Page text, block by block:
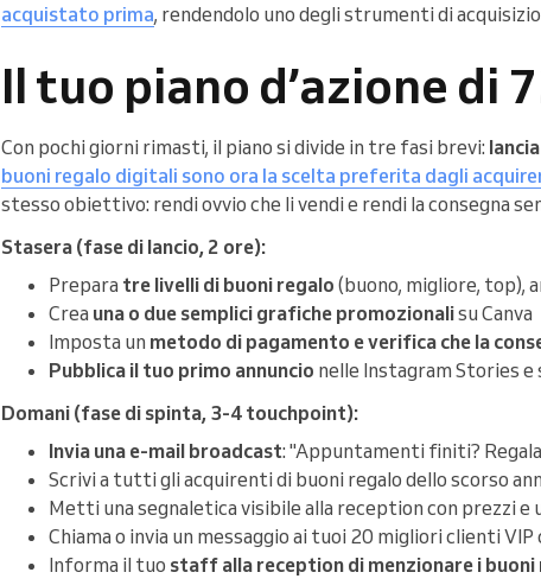
acquistato prima, rendendolo uno degli strumenti di
Il tuo piano d’azione di
Con pochi giorni rimasti, il piano si divide in tre fasi brevi:
buoni regalo digitali sono ora la scelta preferita dagli
stesso obiettivo: rendi ovvio che li vendi e rendi la consegna
Stasera (fase di lancio, 2 ore):
Prepara tre livelli di buoni regalo (buono, migliore, top),
Crea una o due semplici grafiche promozionalisu Canva
Imposta un metodo di pagamento e verifica che la
Pubblica il tuo primo annuncio nelle Instagram Stories e
Domani (fase di spinta, 3-4 touchpoint):
Invia una e-mail broadcast: "Appuntamenti finiti?
Scrivi a tutti gli acquirenti di buoni regalo dello scorso
Metti una segnaletica visibile alla reception con prezzi e
Chiama o invia un messaggio ai tuoi 20 migliori clienti VIP
Informa il tuo staff alla reception di menzionare i buoni